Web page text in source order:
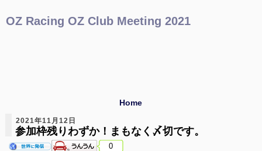
OZ Racing OZ Club Meeting 2021
Home
2021年11月12日
参加枠残りわずか！まもなく〆切です。
0